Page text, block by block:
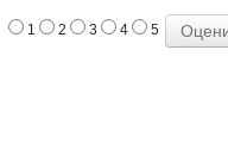
1 2 3 4 5